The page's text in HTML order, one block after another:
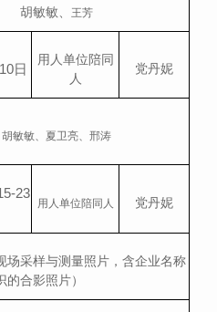
胡敏敏、 王芳
10日
用人单位陪同
人
党丹妮
胡敏敏、夏卫亮、邢涛
23
用人单位陪同人 党丹妮
场采样与测量照片，含企业名称
的合影照片）